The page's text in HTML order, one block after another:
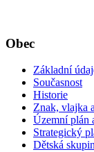
Obec
Základní
Současnost
Historie
Znak, vlajka
Územní plán
Strategický
Dětská